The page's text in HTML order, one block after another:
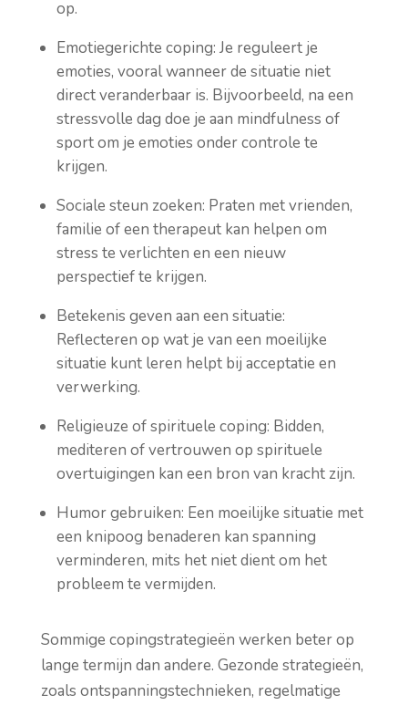
op.
Emotiegerichte coping: Je reguleert je
emoties, vooral wanneer de situatie niet
direct veranderbaar is. Bijvoorbeeld, na een
stressvolle dag doe je aan mindfulness of
sport om je emoties onder controle te
krijgen.
Sociale steun zoeken: Praten met vrienden,
familie of een therapeut kan helpen om
stress te verlichten en een nieuw
perspectief te krijgen.
Betekenis geven aan een situatie:
Reflecteren op wat je van een moeilijke
situatie kunt leren helpt bij acceptatie en
verwerking.
Religieuze of spirituele coping: Bidden,
mediteren of vertrouwen op spirituele
overtuigingen kan een bron van kracht zijn.
Humor gebruiken: Een moeilijke situatie met
een knipoog benaderen kan spanning
verminderen, mits het niet dient om het
probleem te vermijden.
Sommige copingstrategieën werken beter op
lange termijn dan andere. Gezonde strategieën,
zoals ontspanningstechnieken, regelmatige